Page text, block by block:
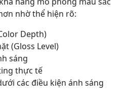
nhờ thể hiện rõ:
Depth)
(Gloss Level)
sáng
thực tế
các điều kiện ánh sáng